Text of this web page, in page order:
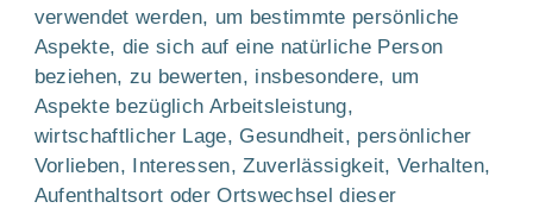
verwendet werden, um bestimmte persönliche
Aspekte, die sich auf eine natürliche Person
beziehen, zu bewerten, insbesondere, um
Aspekte bezüglich Arbeitsleistung,
wirtschaftlicher Lage, Gesundheit, persönlicher
Vorlieben, Interessen, Zuverlässigkeit, Verhalten,
Aufenthaltsort oder Ortswechsel dieser